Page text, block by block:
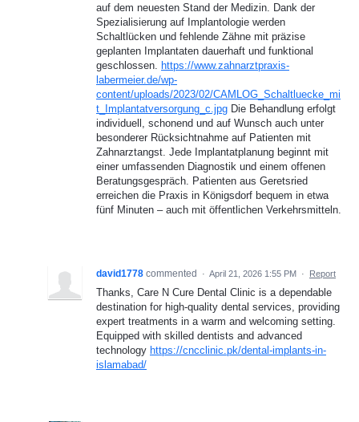
auf dem neuesten Stand der Medizin. Dank der
Spezialisierung auf Implantologie werden
Schaltlücken und fehlende Zähne mit präzise
geplanten Implantaten dauerhaft und funktional
geschlossen. https://www.zahnarztpraxis-
labermeier.de/wp-
content/uploads/2023/02/CAMLOG_Schaltluecke_mi
t_Implantatversorgung_c.jpg Die Behandlung erfolgt
individuell, schonend und auf Wunsch auch unter
besonderer Rücksichtnahme auf Patienten mit
Zahnarztangst. Jede Implantatplanung beginnt mit
einer umfassenden Diagnostik und einem offenen
Beratungsgespräch. Patienten aus Geretsried
erreichen die Praxis in Königsdorf bequem in etwa
fünf Minuten – auch mit öffentlichen Verkehrsmitteln.
david1778 commented · April 21, 2026 1:55 PM · Report
Thanks, Care N Cure Dental Clinic is a dependable
destination for high-quality dental services, providing
expert treatments in a warm and welcoming setting.
Equipped with skilled dentists and advanced
technology https://cncclinic.pk/dental-implants-in-
islamabad/